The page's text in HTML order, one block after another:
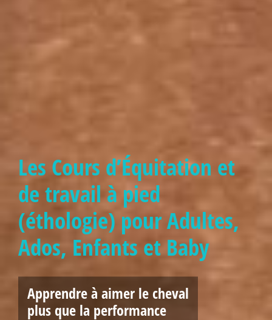
Les Cours d’Équitation et
de travail à pied
(éthologie) pour Adultes,
Ados, Enfants et Baby
Apprendre à aimer le cheval
plus que la performance